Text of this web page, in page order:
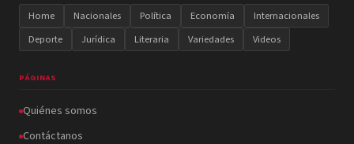
Home Nacionales Política Economía
Internacionales
Deporte
Jurídica Literaria Variedades Videos
PÁGINAS
Quiénes somos
Contáctanos